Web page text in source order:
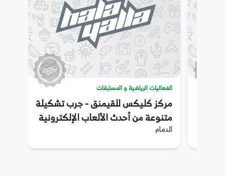
الفعاليات الرياضية و المسابقات
مركز كليكس للقيمنق - جرب تشكيلة
متنوعة من أحدث الألعاب الإلكترونية
الدمام